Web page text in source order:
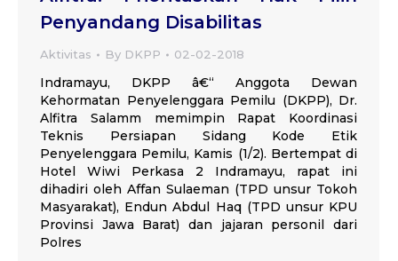
Penyandang Disabilitas
Aktivitas By DKPP 02-02-2018
Indramayu, DKPP â€“ Anggota Dewan
Kehormatan Penyelenggara Pemilu (DKPP), Dr.
Alfitra Salamm memimpin Rapat Koordinasi
Teknis Persiapan Sidang Kode Etik
Penyelenggara Pemilu, Kamis (1/2). Bertempat di
Hotel Wiwi Perkasa 2 Indramayu, rapat ini
dihadiri oleh Affan Sulaeman (TPD unsur Tokoh
Masyarakat), Endun Abdul Haq (TPD unsur KPU
Provinsi Jawa Barat) dan jajaran personil dari
Polres